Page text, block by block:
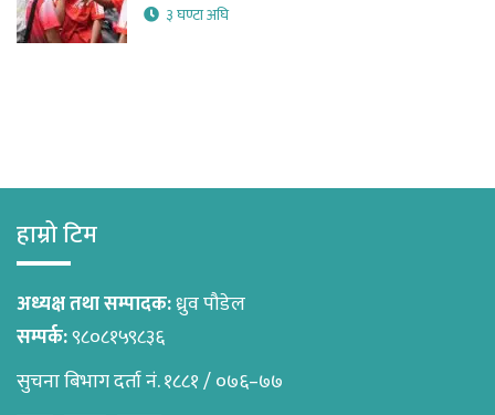
३ घण्टा अघि
हाम्रो टिम
अध्यक्ष तथा सम्पादक:ध्रुव पौडेल
सम्पर्क:९८०८१५९८३६
सुचना बिभाग दर्ता नं. १८८१ / ०७६–७७